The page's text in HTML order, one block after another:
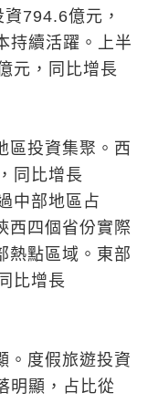
794.6億元，
持續活躍。上半
元，同比增長
區投資集聚。西
同比增長
中部地區占
西四個省份實際
熱點區域。東部
比增長
。度假旅遊投資
明顯，占比從